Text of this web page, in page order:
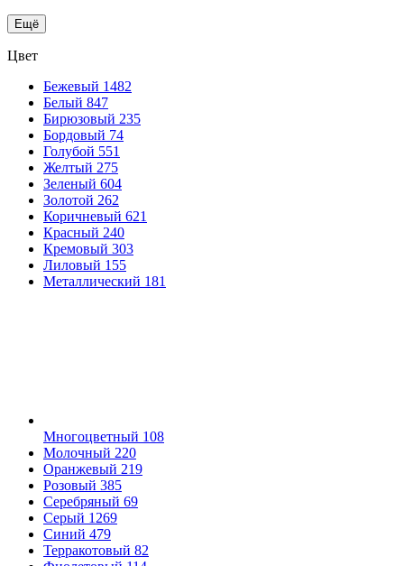
Ещё
Цвет
Бежевый 1482
Белый 847
Бирюзовый 235
Бордовый 74
Голубой 551
Желтый 275
Зеленый 604
Золотой 262
Коричневый 621
Красный 240
Кремовый 303
Лиловый 155
Металлический 181
Многоцветный 108
Молочный 220
Оранжевый 219
Розовый 385
Серебряный 69
Серый 1269
Синий 479
Терракотовый 82